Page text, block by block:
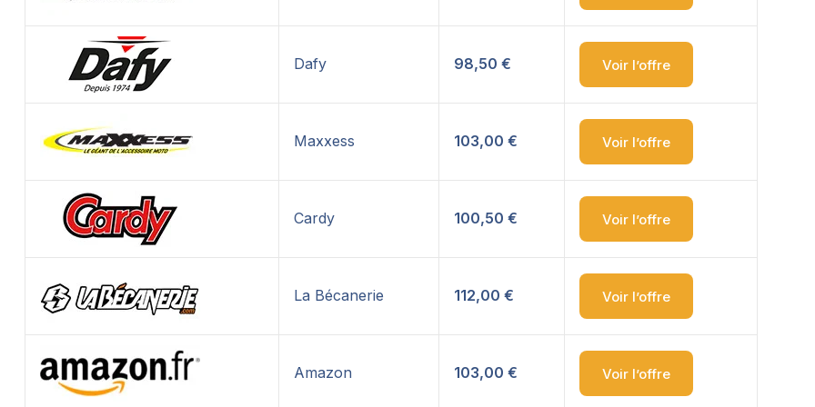
Dafy 98,50 € Voir l’offre
Maxxess 103,00 € Voir l’offre
Cardy 100,50 € Voir l’offre
La Bécanerie 112,00 € Voir l’offre
Amazon 103,00 € Voir l’offre